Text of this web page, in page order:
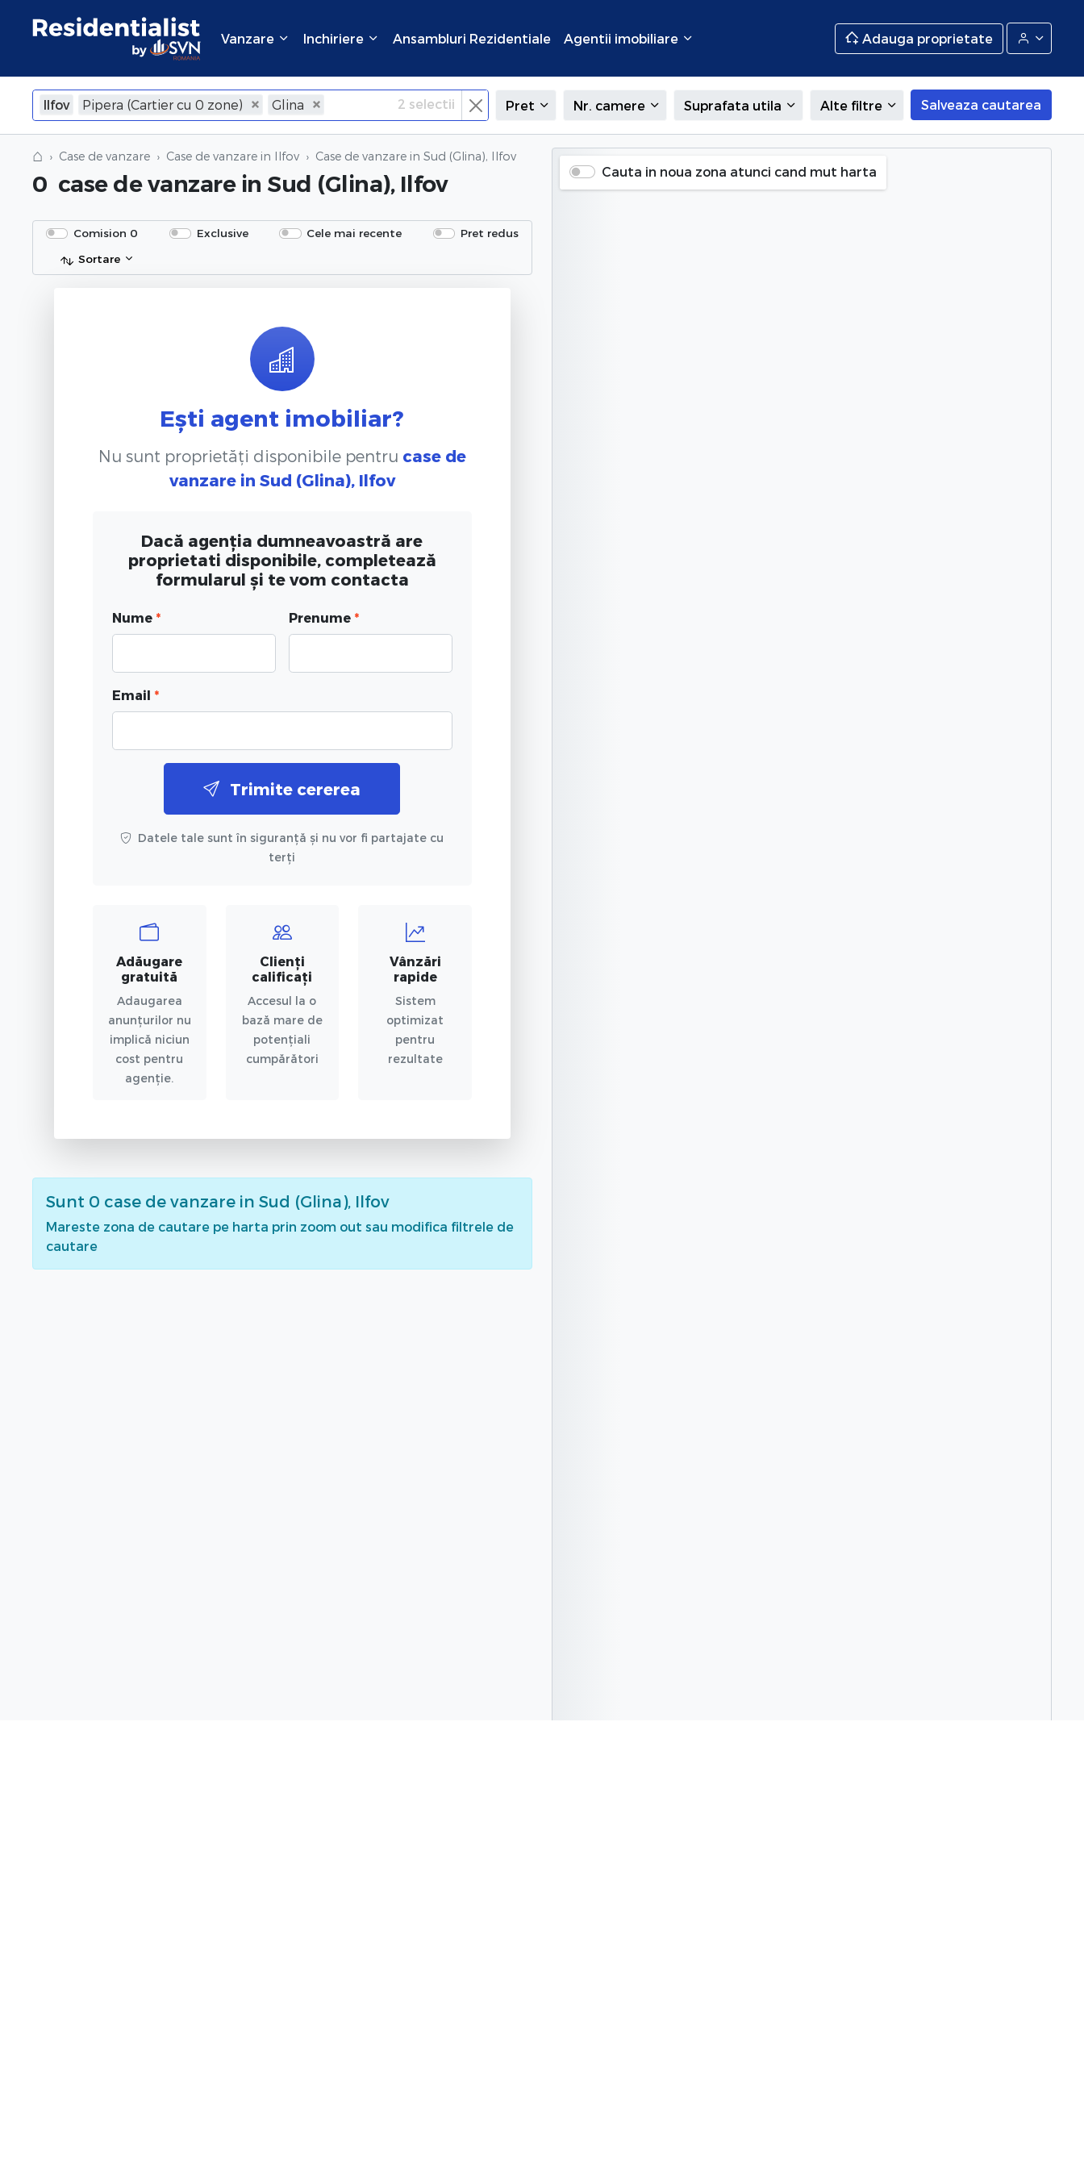
Vanzare Inchiriere Ansambluri Rezidentiale Agentii imobiliare Adauga proprietate
Ilfov Pipera (Cartier cu 0 zone) Glina
×Inchide
2 selectii Pret Nr. camere Suprafata utila Alte filtre Salveaza cautarea
⌂ Case de vanzare Case de vanzare in Ilfov Case de vanzare in Sud (Glina), Ilfov
0 case de vanzare in Sud (Glina), Ilfov
Comision 0 Exclusive Cele mai recente
Pret redus
Sortare
Ești agent imobiliar?
Nu sunt proprietăți disponibile pentru case de
vanzare in Sud (Glina), Ilfov
Dacă agenția dumneavoastră are
proprietati disponibile, completează
formularul și te vom contacta
Nume * Prenume *
Email *
Trimite cererea
Datele tale sunt în siguranță și nu vor fi partajate cu
terți
Adăugare
gratuită
Adaugarea
anunțurilor nu
implică niciun
cost pentru
agenție.
Clienți
calificați
Accesul la o
bază mare de
potențiali
cumpărători
Vânzări
rapide
Sistem
optimizat
pentru
rezultate
Sunt 0 case de vanzare in Sud (Glina), Ilfov
Mareste zona de cautare pe harta prin zoom out sau modifica filtrele de
cautare
Cauta in noua zona atunci cand mut harta